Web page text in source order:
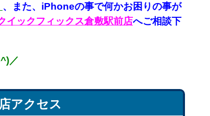
、
また、iPhoneの事で何かお困りの事が
イックフィックス倉敷駅前店へご相談下
／
アクセス